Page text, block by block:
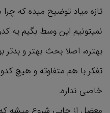
تازه میاد توضیح میده که
نمیتونیم این وسط بگیم یه
بهتره، اصلا بحث بهتر و
تفکر با هم متفاوته و هیچ
خاصی نداره.